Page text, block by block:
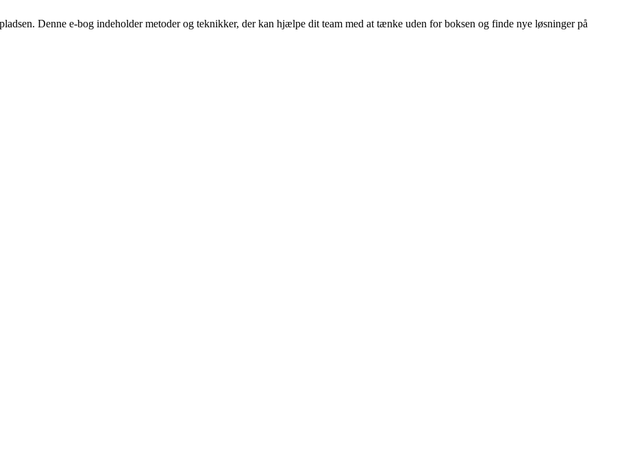
Denne e-bog indeholder metoder og teknikker, der kan hjælpe dit team med at tænke uden for boksen og finde nye løsninger på